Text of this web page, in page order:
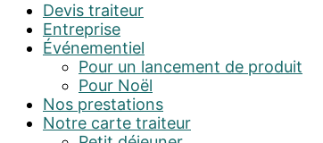
Devis traiteur
Entreprise
Événementiel
Pour un lancement de produit
Pour Noël
Nos prestations
Notre carte traiteur